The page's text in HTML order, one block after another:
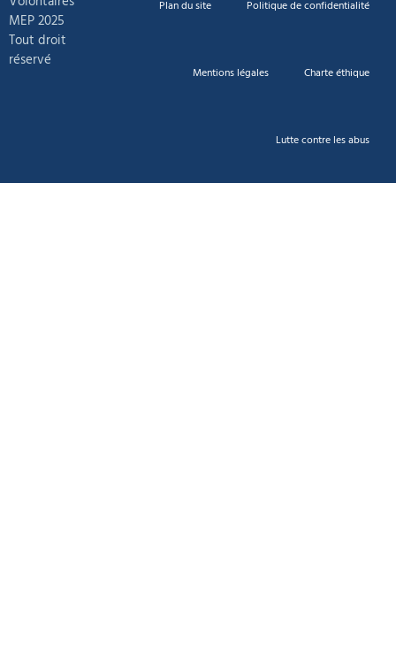
MEP 2025
Tout droit
réservé
Plan du site Politique de confidentialité
Mentions légales Charte éthique
Lutte contre les abus